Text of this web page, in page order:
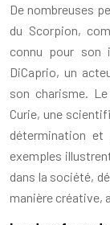
De nombreuses
du Scorpion,
connu pour son
DiCaprio, un
son charisme.
Curie, une
détermination et
exemples
dans la société,
manière créative,